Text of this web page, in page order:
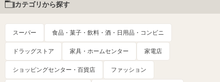
カテゴリから探す
スーパー 食品・菓子・飲料・酒・日用品・コンビニ
ドラッグストア 家具・ホームセンター 家電店
ショッピングセンター・百貨店 ファッション